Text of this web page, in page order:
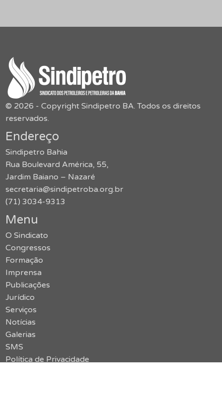
© 2026 - Copyright Sindipetro BA. Todos os direitos
reservados.
Endereço
Sindipetro Bahia
Rua Boulevard América, 55,
Jardim Baiano – Nazaré
secretaria@sindipetroba.org.br
(71) 3034-9313
Menu
O Sindicato
Congressos
Formação
Imprensa
Publicações
Jurídico
Serviços
Notícias
Galerias
SMS
Política de Privacidade